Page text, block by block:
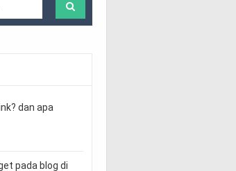
dan apa
pada blog di